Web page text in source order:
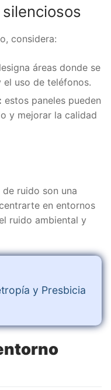
considera:
áreas donde se
el uso de teléfonos.
estos paneles pueden
y mejorar la calidad
ruido son una
en entornos
ruido ambiental y
y Presbicia